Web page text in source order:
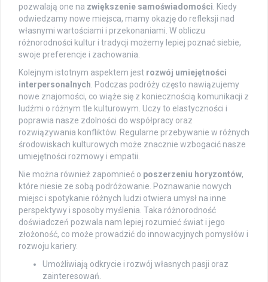
pozwalają one na zwiększenie samoświadomości . Kiedy
odwiedzamy nowe miejsca, mamy okazję do refleksji nad
własnymi wartościami i przekonaniami. W obliczu
różnorodności kultur i tradycji możemy lepiej poznać siebie,
swoje preferencje i zachowania.
Kolejnym istotnym aspektem jest rozwój umiejętności
interpersonalnych . Podczas podróży często nawiązujemy
nowe znajomości, co wiąże się z koniecznością komunikacji z
ludźmi o różnym tle kulturowym. Uczy to elastyczności i
poprawia nasze zdolności do współpracy oraz
rozwiązywania konfliktów. Regularne przebywanie w różnych
środowiskach kulturowych może znacznie wzbogacić nasze
umiejętności rozmowy i empatii.
Nie można również zapomnieć o poszerzeniu horyzontów,
które niesie ze sobą podróżowanie. Poznawanie nowych
miejsc i spotykanie różnych ludzi otwiera umysł na inne
perspektywy i sposoby myślenia. Taka różnorodność
doświadczeń pozwala nam lepiej rozumieć świat i jego
złożoność, co może prowadzić do innowacyjnych pomysłów i
rozwoju kariery.
Umożliwiają odkrycie i rozwój własnych pasji oraz
zainteresowań.